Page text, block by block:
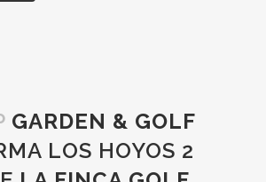
GARDEN & GOLF
LOS HOYOS 2